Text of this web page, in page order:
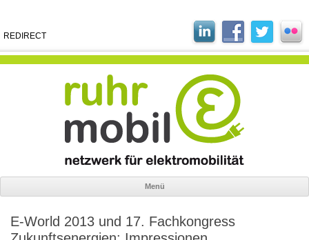
REDIRECT
Menü
springen
E-World 2013 und 17. Fachkongress